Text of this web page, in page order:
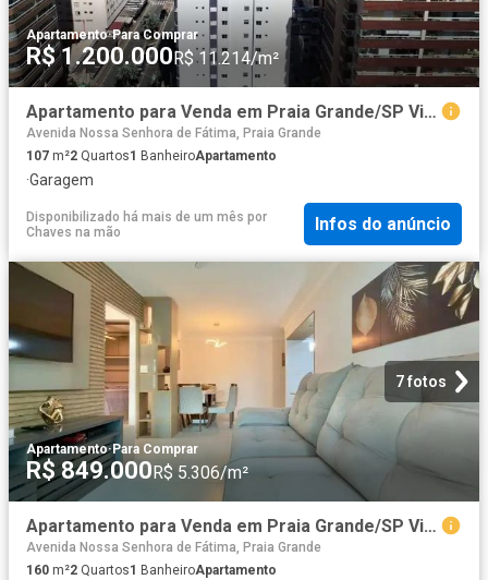
Apartamento·Para Comprar
R$ 1.200.000 R$ 11.214/m²
Apartamento para Venda em Praia Grande/SP Vila Caiçara 2 Quartos
Avenida Nossa Senhora de Fátima, Praia Grande
107 m²2 Quartos1 BanheiroApartamento
·Garagem
Disponibilizado há mais de um mês por
Chaves na mão
Infos do anúncio
7 fotos
Apartamento·Para Comprar
R$ 849.000R$ 5.306/m²
Apartamento para Venda em Praia Grande/SP Vila Caiçara 2 Quartos
Avenida Nossa Senhora de Fátima, Praia Grande
160 m²2 Quartos1 BanheiroApartamento